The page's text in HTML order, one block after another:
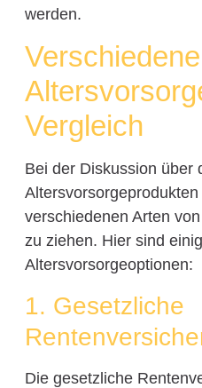
werden.
Verschiedene
Vergleich
Bei der Diskussion über
verschiedenen Arten
zu ziehen. Hier sind
Altersvorsorgeoptionen:
1. Gesetzliche
Die gesetzliche